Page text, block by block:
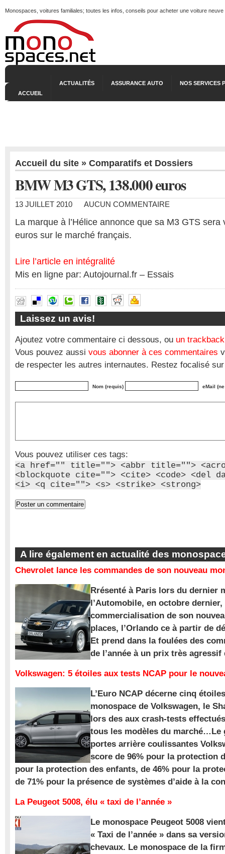
Monospaces, voitures familiales; toutes les infos, conseils pour acheter une voiture
ACCUEIL
ACTUALITÉS ASSURANCE AUTO NOS SERVICES
Accueil du site » Comparatifs et Dossiers
BMW M3 GTS, 138.000 euros
13 JUILLET 2010 AUCUN COMMENTAIRE
La marque à l’Hélice annonce que sa M3 GTS sera
euros sur le marché français.
Lire l’article en intégralité
Mis en ligne par: Autojournal.fr – Essais
Laissez un avis!
Ajoutez votre commentaire ci dessous, ou un trackback
Vous pouvez aussi vous abonner à ces commentaires
de respecter les autres internautes. Restez focalisé
Nom (requis) eMail
Vous pouvez utiliser ces tags:
<a href="" title=""> <abbr title="">
<blockquote cite=""> <cite> <code> <del
<i> <q cite=""> <s> <strike> <strong>
A lire également en actualité des
Chevrolet lance les commandes de son nouveau
Rrésenté à Paris lors du dernier
l’Automobile, en octobre
commercialisation de son
places, l’Orlando ce à partir de
Et prend dans la foulées des
de l’année à un prix très agressif
Volkswagen: 5 étoiles aux tests NCAP pour le
L’Euro NCAP décerne cinq
monospace de Volkswagen, le
lors des aux crash-tests
tous les modèles du marché…Le
portes arrière coulissantes
score de 96% pour la protection
pour la protection des enfants, de 46% pour la
de 71% pour la présence de systèmes d’aide à la
La Peugeot 5008, élu « taxi de l’année »
Le monospace Peugeot 5008
« Taxi de l’année » dans sa
chevaux. Le monospace de la